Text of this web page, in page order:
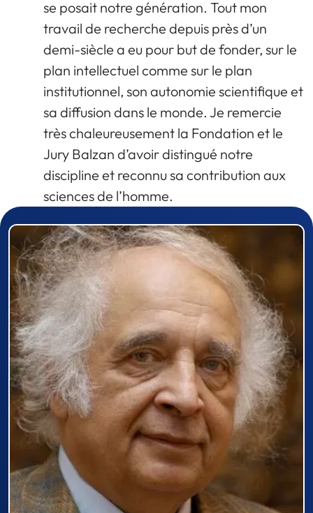
se posait notre génération. Tout mon
travail de recherche depuis près d’un
demi-siècle a eu pour but de fonder, sur le
plan intellectuel comme sur le plan
institutionnel, son autonomie scientifique et
sa diffusion dans le monde. Je remercie
très chaleureusement la Fondation et le
Jury Balzan d’avoir distingué notre
discipline et reconnu sa contribution aux
sciences de l’homme.
Prizewinner detail